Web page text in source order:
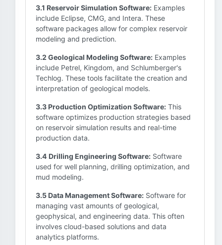
3.1 Reservoir Simulation Software: Examples
include Eclipse, CMG, and Intera. These
software packages allow for complex reservoir
modeling and prediction.
3.2 Geological Modeling Software: Examples
include Petrel, Kingdom, and Schlumberger's
Techlog. These tools facilitate the creation and
interpretation of geological models.
3.3 Production Optimization Software: This
software optimizes production strategies based
on reservoir simulation results and real-time
production data.
3.4 Drilling Engineering Software: Software
used for well planning, drilling optimization, and
mud modeling.
3.5 Data Management Software: Software for
managing vast amounts of geological,
geophysical, and engineering data. This often
involves cloud-based solutions and data
analytics platforms.